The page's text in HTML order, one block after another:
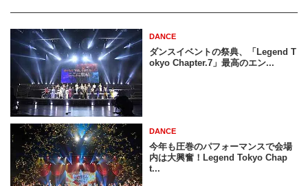
DANCE
ダンスイベントの祭典、「Legend T
okyo Chapter.7」最高のエン...
DANCE
今年も圧巻のパフォーマンスで会場
内は大興奮！Legend Tokyo Chap
t...